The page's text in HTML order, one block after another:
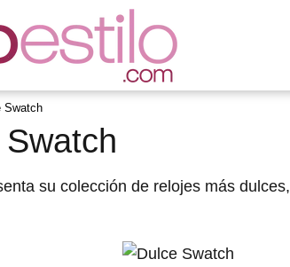
Swatch
su colección de relojes más dulces,